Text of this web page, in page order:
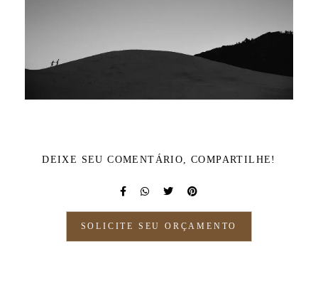
DEIXE SEU COMENTÁRIO, COMPARTILHE!
SOLICITE SEU ORÇAMENTO